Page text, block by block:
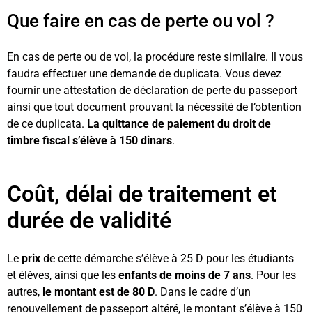
Que faire en cas de perte ou vol ?
En cas de perte ou de vol, la procédure reste similaire. Il vous
faudra effectuer une demande de duplicata. Vous devez
fournir une attestation de déclaration de perte du passeport
ainsi que tout document prouvant la nécessité de l’obtention
de ce duplicata. La quittance de paiement du droit de
timbre fiscal s’élève à 150 dinars.
Coût, délai de traitement et
durée de validité
Le prix de cette démarche s’élève à 25 D pour les étudiants
et élèves, ainsi que les enfants de moins de 7 ans. Pour les
autres, le montant est de 80 D. Dans le cadre d’un
renouvellement de passeport altéré, le montant s’élève à 150